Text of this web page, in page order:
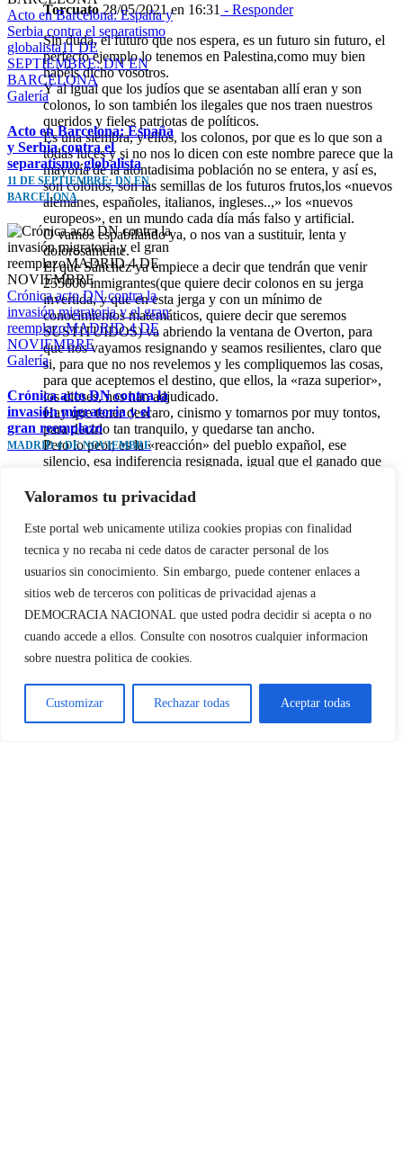
Valoramos tu privacidad
Este portal web unicamente utiliza cookies propias con finalidad
tecnica y no recaba ni cede datos de caracter personal de los
usuarios sin conocimiento. Sin embargo, puede contener enlaces a
sitios web de terceros con politicas de privacidad ajenas a
DEMOCRACIA NACIONAL que usted podra decidir si acepta o no
cuando accede a ellos. Consulte con nosotros cualquier informacion
sobre nuestra politica de cookies.
Customizar Rechazar todas Aceptar todas
Acto en Barcelona: España y
Serbia contra el separatismo
globalista11 DE
SEPTIEMBRE: DN EN
BARCELONA
Galería
Acto en Barcelona: España
y Serbia contra el
separatismo globalista
11 DE SEPTIEMBRE: DN EN
BARCELONA
Crónica acto DN contra la
invasión migratoria y el gran
reemplazoMADRID 4 DE
NOVIEMBRE
Galería
Crónica acto DN contra la
invasión migratoria y el
gran reemplazo
MADRID 4 DE NOVIEMBRE
DN ante las protestas contra el
GobiernoCONTRA LA
AMNISTÍA
Galería
DN ante las protestas contra
el Gobierno
Torcuato28/05/2021 en 16:31 - Responder
Sin duda, el futuro que nos espera, es un futuro sin futuro, el
perfecto ejemplo lo tenemos en Palestina,como muy bien
habéis dicho vosotros.
Y al igual que los judíos que se asentaban allí eran y son
colonos, lo son también los ilegales que nos traen nuestros
queridos y fieles patriotas de políticos.
Es una siembra, y ellos, los colonos, por que es lo que son a
todas luces y si no nos lo dicen con este nombre parece que la
mayoría de la atontadisima población no se entera, y así es,
son colonos, son las semillas de los futuros frutos,los «nuevos
alemanes, españoles, italianos, ingleses..,» los «nuevos
europeos», en un mundo cada día más falso y artificial.
O vamos espabilando ya, o nos van a sustituir, lenta y
dolorosamente.
El que Sánchez ya empiece a decir que tendrán que venir
255000 inmigrantes(que quiere decir colonos en su jerga
invertida, y que en esta jerga y con un mínimo de
conocimientos matemáticos, quiere decir que seremos
SUSTITUIDOS) va abriendo la ventana de Overton, para
que nos vayamos resignando y seamos resilientes, claro que
si, para que no nos revelemos y les compliquemos las cosas,
para que aceptemos el destino, que ellos, la «raza superior»,
los dioses, nos han adjudicado.
Hay que tener descaro, cinismo y tomarnos por muy tontos,
para decirlo tan tranquilo, y quedarse tan ancho.
Pero lo peor, es la «reacción» del pueblo expañol, ese
silencio, esa indiferencia resignada, igual que el ganado que
Eso es en lo que nos han convertido, en ganado humano, de
ahí que no haya reacción.
Esta todo muy, muy clarito.
Habrá una reacción?
Sera a tiempo?
Hay prisa, nos queda muy poco…
Deja tu comentario
Comentar